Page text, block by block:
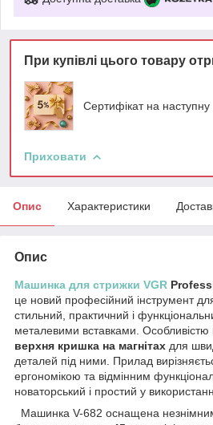
При купівлі цього товару
Сертифікат на
Приховати
Опис Характеристики
Опис
Машинка для стрижки VGR
це новий професійний інструмент
стильний, практичний і
металевими вставками. Особливістю
верхня кришка на магнітах для
деталей під ними. Прилад
ергономікою та відмінним
новаторський і простий у
Машинка V-682 оснащена